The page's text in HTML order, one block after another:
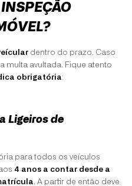
dentro do prazo. Caso
multa avultada. Fique atento
obrigatória:
Ligeiros de
para todos os veículos
4 anos a contar desde a
. A partir de então deve